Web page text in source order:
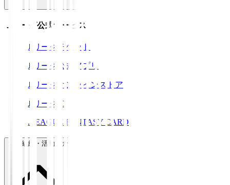
Ｊリーグ公式サービス
Ｊリーグチケット
Ｊリーグ公式アプリ
Ｊリーグオンラインストア
ＪリーグID
J.LEAGUE FANTASY CARD
運営組織・活動紹介